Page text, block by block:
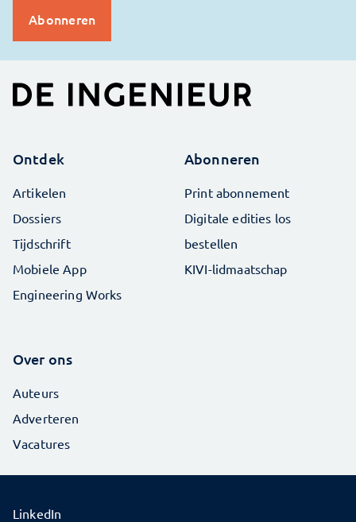
Ontdek
Artikelen
Dossiers
Tijdschrift
Mobiele App
Engineering Works
Abonneren
Print abonnement
Digitale edities los
bestellen
KIVI-lidmaatschap
Over ons
Auteurs
Adverteren
Vacatures
LinkedIn